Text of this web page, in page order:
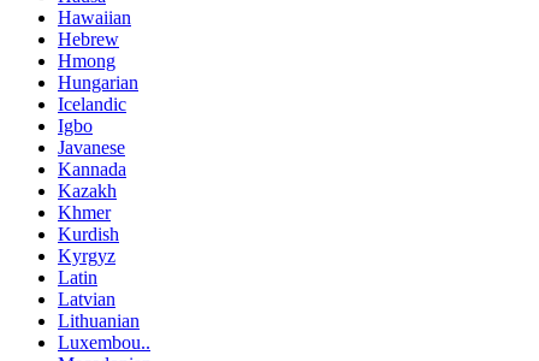
Hawaiian
Hebrew
Hmong
Hungarian
Icelandic
Igbo
Javanese
Kannada
Kazakh
Khmer
Kurdish
Kyrgyz
Latin
Latvian
Lithuanian
Luxembou..